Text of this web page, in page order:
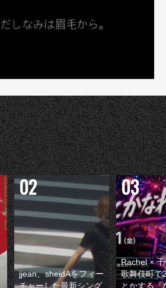
jjean、sheidAをフィー
チャーした最新シング
Rachel ×
歌舞伎町で
とかする『